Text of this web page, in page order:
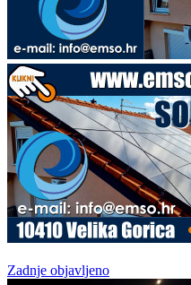
Zadnje objavljeno